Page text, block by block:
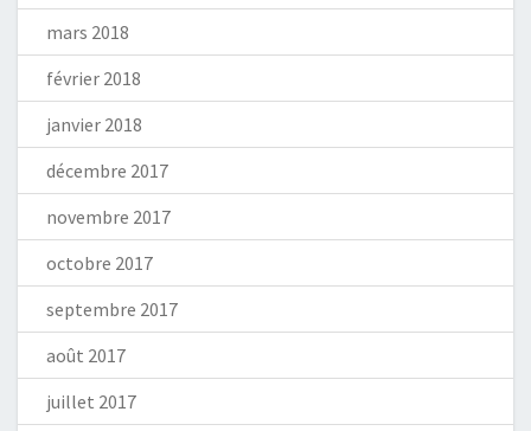
mars 2018
février 2018
janvier 2018
décembre 2017
novembre 2017
octobre 2017
septembre 2017
août 2017
juillet 2017